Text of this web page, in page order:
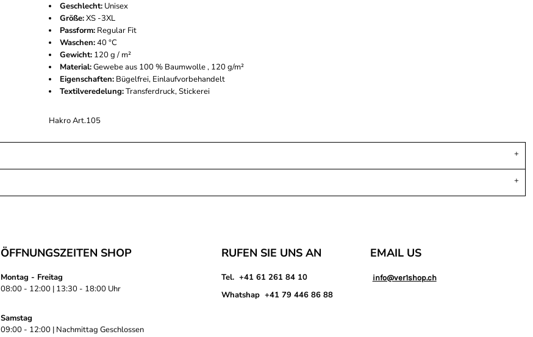
Geschlecht: Unisex
Größe:XS -3XL
Passform: Regular Fit
Waschen:40 °C
Gewicht: 120 g / m²
Material:Gewebe aus 100 % Baumwolle , 120 g/m²
Eigenschaften: Bügelfrei, Einlaufvorbehandelt
Textilveredelung:Transferdruck, Stickerei
Hakro Art.105
ÖFFNUNGSZEITEN SHOP
Montag - Freitag
08:00 - 12:00 | 13:30 - 18:00 Uhr
Samstag
09:00 - 12:00 | Nachmittag Geschlossen
RUFEN SIE UNS AN
Tel. +41 61 261 84 10
Whatshap +41 79 446 86 88
EMAIL US
info@ver1shop.ch